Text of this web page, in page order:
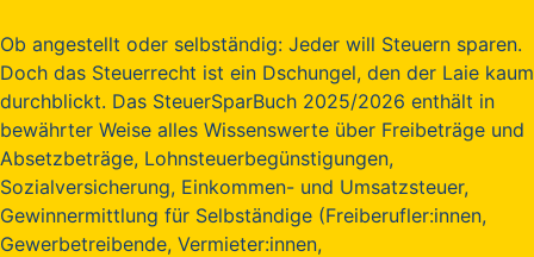
Ob angestellt oder selbständig: Jeder will Steuern sparen.
Doch das Steuerrecht ist ein Dschungel, den der Laie kaum
durchblickt. Das SteuerSparBuch 2025/2026 enthält in
bewährter Weise alles Wissenswerte über Freibeträge und
Absetzbeträge, Lohnsteuerbegünstigungen,
Sozialversicherung, Einkommen- und Umsatzsteuer,
Gewinnermittlung für Selbständige (Freiberufler:innen,
Gewerbetreibende, Vermieter:innen,